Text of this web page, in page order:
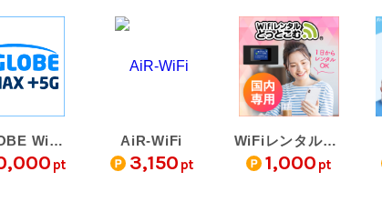
BIGLOBE WiMAX +5G
pt
AiR-WiFi
3,150 pt
WiFiレンタルどっとこむ
1,000 pt